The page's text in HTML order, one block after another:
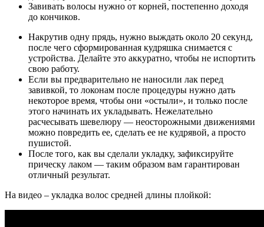
Завивать волосы нужно от корней, постепенно доходя
до кончиков.
Накрутив одну прядь, нужно выждать около 20 секунд,
после чего сформированная кудряшка снимается с
устройства. Делайте это аккуратно, чтобы не испортить
свою работу.
Если вы предварительно не наносили лак перед
завивкой, то локонам после процедуры нужно дать
некоторое время, чтобы они «остыли», и только после
этого начинать их укладывать. Нежелательно
расчесывать шевелюру — неосторожными движениями
можно повредить ее, сделать ее не кудрявой, а просто
пушистой.
После того, как вы сделали укладку, зафиксируйте
прическу лаком — таким образом вам гарантирован
отличный результат.
На видео – укладка волос средней длины плойкой: